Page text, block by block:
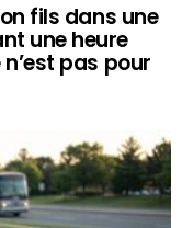
fils dans une
une heure
pas pour